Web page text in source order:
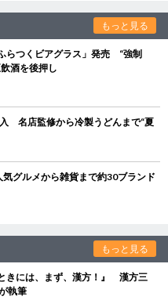
もっと見る
らつくビアグラス」発売 “強制
酒を後押し
名店監修から冷製うどんまで“夏
グルメから雑貨まで約30ブランド
もっと見る
きには、まず、漢方！』 漢方三
執筆